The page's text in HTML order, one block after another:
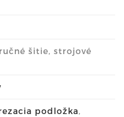
šitie, strojové
podložka,